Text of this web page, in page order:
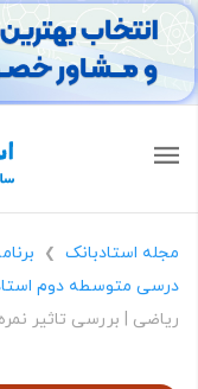
مجله استادبانک ❯
درسی متوسطه دوم
ریاضی | بررسی تاثیر